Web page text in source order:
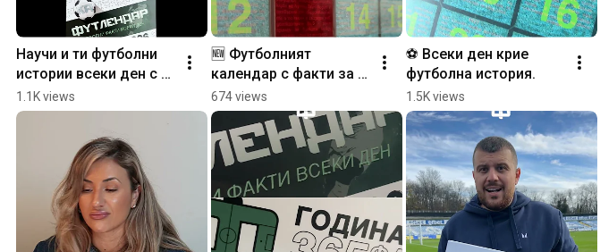
Научи и ти футболни
истории всеки ден с
Футлендар 2026
1.1K views
🆕 Футболният
календар с факти за
всеки ден.
674 views
⚽️ Всеки ден крие
футболна история.
1.5K views